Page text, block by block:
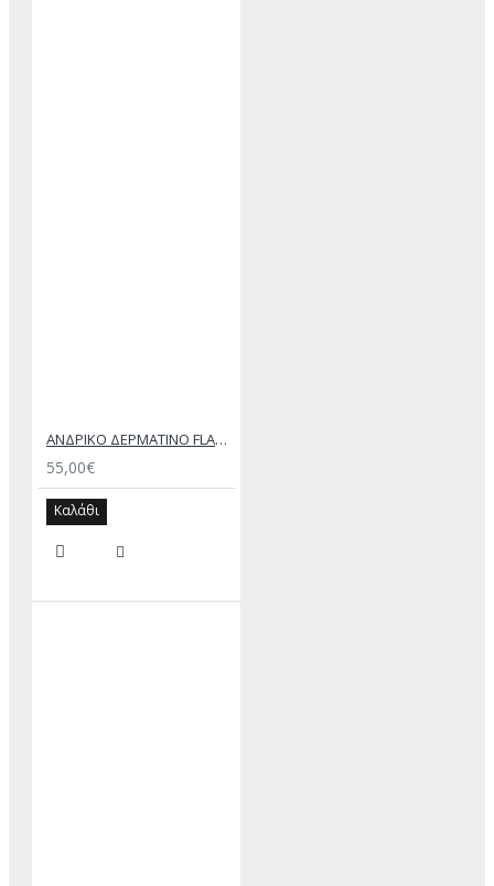
ΑΝΔΡΙΚΟ ΔΕΡΜΑΤΙΝΟ FLAT ΣΑΝΔΑΛΙ ΜΑΥΡΟ ΔΟΥΚΑΣ
55,00€
Καλάθι